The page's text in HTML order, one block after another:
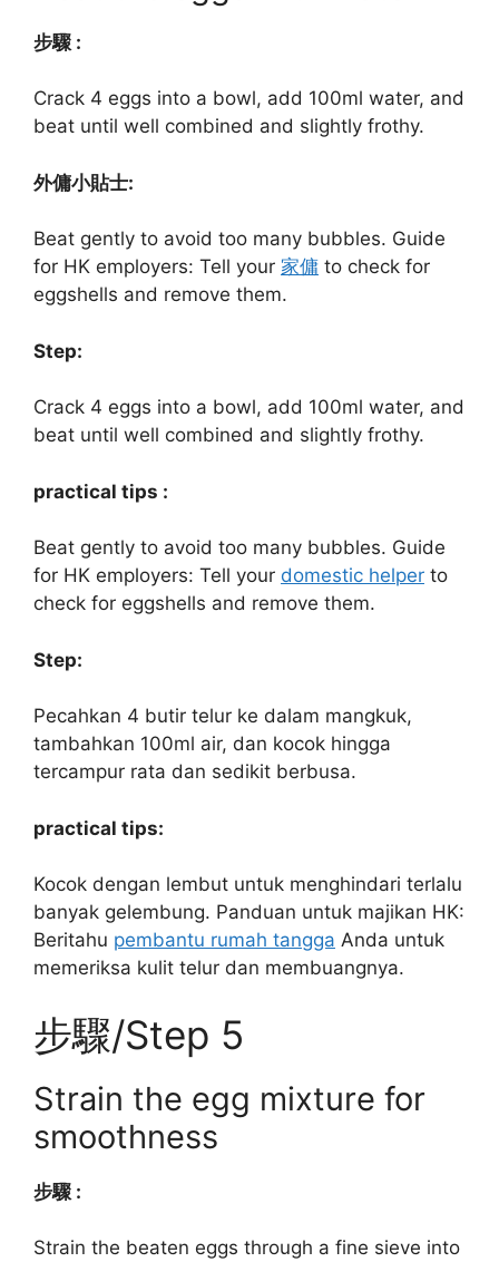
步驟 :
Crack 4 eggs into a bowl, add 100ml water, and
beat until well combined and slightly frothy.
外傭小貼士:
Beat gently to avoid too many bubbles. Guide
for HK employers: Tell your 家傭 to check for
eggshells and remove them.
Step:
Crack 4 eggs into a bowl, add 100ml water, and
beat until well combined and slightly frothy.
practical tips :
Beat gently to avoid too many bubbles. Guide
for HK employers: Tell your domestic helper to
check for eggshells and remove them.
Step:
Pecahkan 4 butir telur ke dalam mangkuk,
tambahkan 100ml air, dan kocok hingga
tercampur rata dan sedikit berbusa.
practical tips:
Kocok dengan lembut untuk menghindari terlalu
banyak gelembung. Panduan untuk majikan HK:
Beritahu pembantu rumah tangga Anda untuk
memeriksa kulit telur dan membuangnya.
步驟/Step 5
Strain the egg mixture for
smoothness
步驟 :
Strain the beaten eggs through a fine sieve into